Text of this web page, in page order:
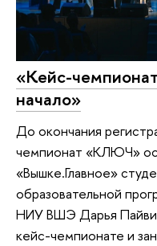
«Кейс-
начало»
До окончания
чемпионат «КЛЮЧ»
«Вышке.Главное»
образовательной
НИУ ВШЭ Дарья
кейс-чемпионате и